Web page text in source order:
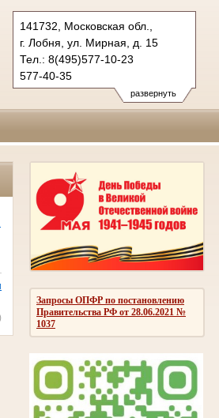
развернуть
141732, Московская обл.,
г. Лобня, ул. Мирная, д. 15
Тел.: 8(495)577-10-23
577-40-35
lobnia.mo@sudrf.ru
Запросы ОПФР по постановлению
Правительства РФ от 28.06.2021 №
1037